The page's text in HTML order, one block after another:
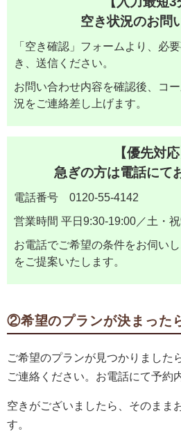
空き状況のお問
「空き確認」フォームより、必
き、送信ください。
お問い合わせ内容を確認後、コ
況をご連絡差し上げます。
【優先対応
急ぎの方は電話にて
電話番号 0120-55-4142
営業時間 平日9:30-19:00／土・
お電話でご希望の条件をお伺い
をご提案いたします。
②希望のプランが決まった
ご希望のプランが見つかりました
ご連絡ください。お電話にて予約
空きがございましたら、そのまま
す。